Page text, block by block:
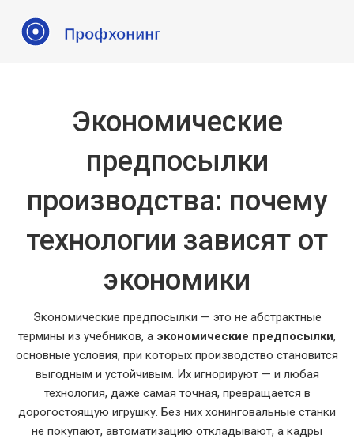
Экономические
предпосылки
производства: почему
технологии зависят от
экономики
Экономические предпосылки — это не абстрактные
термины из учебников, а экономические предпосылки,
основные условия, при которых производство становится
выгодным и устойчивым. Их игнорируют — и любая
технология, даже самая точная, превращается в
дорогостоящую игрушку. Без них хонинговальные станки
не покупают, автоматизацию откладывают, а кадры